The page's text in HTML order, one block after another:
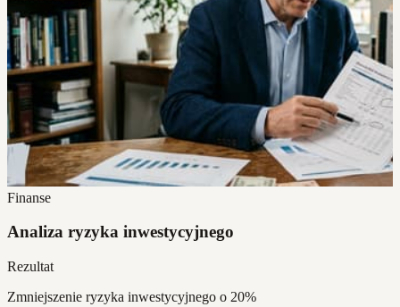
Finanse
Analiza ryzyka inwestycyjnego
Rezultat
Zmniejszenie ryzyka inwestycyjnego o 20%